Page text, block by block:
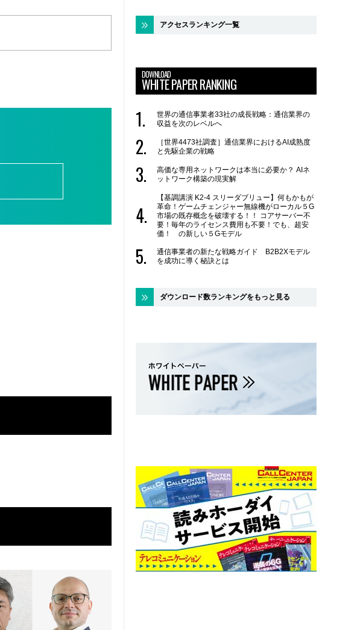
アクセスランキング一覧
DOWNLOAD
WHITE PAPER RANKING
世界の通信事業者33社の成長戦略：通信業界の
収益を次のレベルへ
［世界4473社調査］通信業界におけるAI成熟度
と先駆企業の戦略
高価な専用ネットワークは本当に必要か？ AIネ
ットワーク構築の現実解
【基調講演 K2-4 スリーダブリュー】何もかもが
革命！ゲームチェンジャー無線機がローカル５G
市場の既存概念を破壊する！！ コアサーバー不
要！毎年のライセンス費用も不要！でも、超安
価！ の新しい５Gモデル
通信事業者の新たな戦略ガイド B2B2Xモデル
を成功に導く秘訣とは
ダウンロード数ランキングをもっと見る